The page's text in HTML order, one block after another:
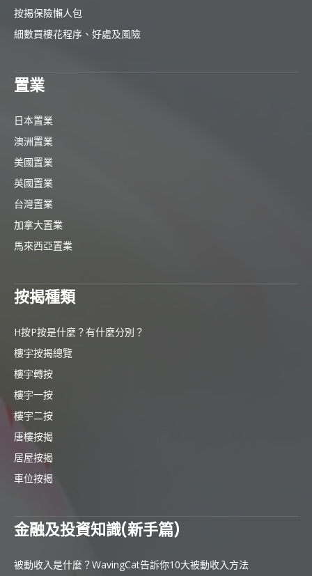
按揭保險懶人包
細數買樓花程序、好處及風險
置業
日本置業
澳洲置業
美國置業
英國置業
台灣置業
加拿大置業
馬來西亞置業
按揭種類
H按P按是什麼？有什麼分別？
樓宇按揭總覽
樓宇轉按
樓宇一按
樓宇二按
唐樓按揭
居屋按揭
車位按揭
金融及投資知識(新手篇)
被動收入是什麼？WavingCat告訴你10大被動收入方法